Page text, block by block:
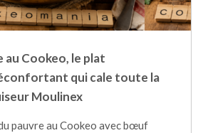
au Cookeo, le plat
qui cale toute la
Moulinex
pauvre au Cookeo avec bœuf